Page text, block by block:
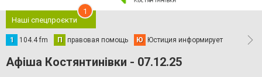
Наші спецпроєкти
1
1 104.4 fm П правовая помощь Ю Юстиция информирует
Афіша Костянтинівки - 07.12.25